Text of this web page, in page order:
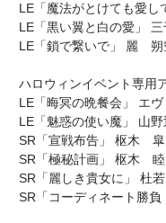
LE「魔法がとけても愛
LE「黒い翼と白の愛」
LE「鎖で繋いで」 麗 朔
ハロウィンイベント専用
LE「晦冥の晩餐会」 エ
LE「魅惑の使い魔」 山
SR「宣戦布告」 枢木 皐
SR「極秘計画」 枢木 睦
SR「麗しき貴女に」 杜
SR「コーディネート勝